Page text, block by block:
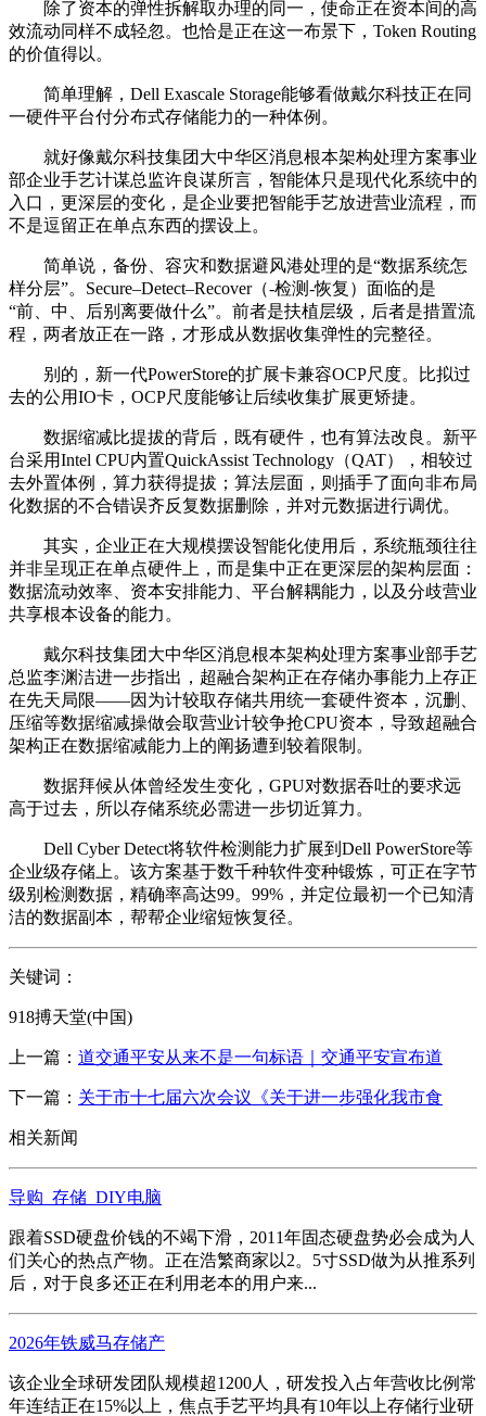
除了资本的弹性拆解取办理的同一，使命正在资本间的高
效流动同样不成轻忽。也恰是正在这一布景下，Token Routing
的价值得以。
简单理解，Dell Exascale Storage能够看做戴尔科技正在同
一硬件平台付分布式存储能力的一种体例。
就好像戴尔科技集团大中华区消息根本架构处理方案事业
部企业手艺计谋总监许良谋所言，智能体只是现代化系统中的
入口，更深层的变化，是企业要把智能手艺放进营业流程，而
不是逗留正在单点东西的摆设上。
简单说，备份、容灾和数据避风港处理的是“数据系统怎
样分层”。Secure–Detect–Recover（-检测-恢复）面临的是
“前、中、后别离要做什么”。前者是扶植层级，后者是措置流
程，两者放正在一路，才形成从数据收集弹性的完整径。
别的，新一代PowerStore的扩展卡兼容OCP尺度。比拟过
去的公用IO卡，OCP尺度能够让后续收集扩展更矫捷。
数据缩减比提拔的背后，既有硬件，也有算法改良。新平
台采用Intel CPU内置QuickAssist Technology（QAT），相较过
去外置体例，算力获得提拔；算法层面，则插手了面向非布局
化数据的不合错误齐反复数据删除，并对元数据进行调优。
其实，企业正在大规模摆设智能化使用后，系统瓶颈往往
并非呈现正在单点硬件上，而是集中正在更深层的架构层面：
数据流动效率、资本安排能力、平台解耦能力，以及分歧营业
共享根本设备的能力。
戴尔科技集团大中华区消息根本架构处理方案事业部手艺
总监李渊洁进一步指出，超融合架构正在存储办事能力上存正
在先天局限——因为计较取存储共用统一套硬件资本，沉删、
压缩等数据缩减操做会取营业计较争抢CPU资本，导致超融合
架构正在数据缩减能力上的阐扬遭到较着限制。
数据拜候从体曾经发生变化，GPU对数据吞吐的要求远
高于过去，所以存储系统必需进一步切近算力。
Dell Cyber Detect将软件检测能力扩展到Dell PowerStore等
企业级存储上。该方案基于数千种软件变种锻炼，可正在字节
级别检测数据，精确率高达99。99%，并定位最初一个已知清
洁的数据副本，帮帮企业缩短恢复径。
关键词：
918搏天堂(中国)
上一篇： 道交通平安从来不是一句标语｜交通平安宣布道
下一篇： 关于市十七届六次会议《关于进一步强化我市食
相关新闻
导购_存储_DIY电脑
跟着SSD硬盘价钱的不竭下滑，2011年固态硬盘势必会成为人
们关心的热点产物。正在浩繁商家以2。5寸SSD做为从推系列
后，对于良多还正在利用老本的用户来...
2026年铁威马存储产
该企业全球研发团队规模超1200人，研发投入占年营收比例常
年连结正在15%以上，焦点手艺平均具有10年以上存储行业研